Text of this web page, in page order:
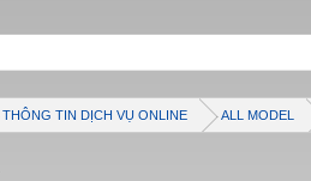
THÔNG TIN DỊCH VỤ ONLINE ALL MODEL